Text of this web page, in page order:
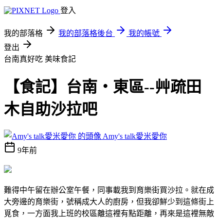
登入
我的部落格 我的部落格後台
我的帳號
登出
台南真好吃 美味食記
【食記】台南‧東區--艸疏田
木自助沙拉吧
Amy's talk愛米愛你
9年前
難得中午留在辦公室午餐，同事載我到育樂街買沙拉。就在成
大旁邊的育樂街，號稱成大人的廚房，但我卻鮮少到這條街上
覓食，一方面我上班的校區離這裡有點距離，再來是這裡無敵